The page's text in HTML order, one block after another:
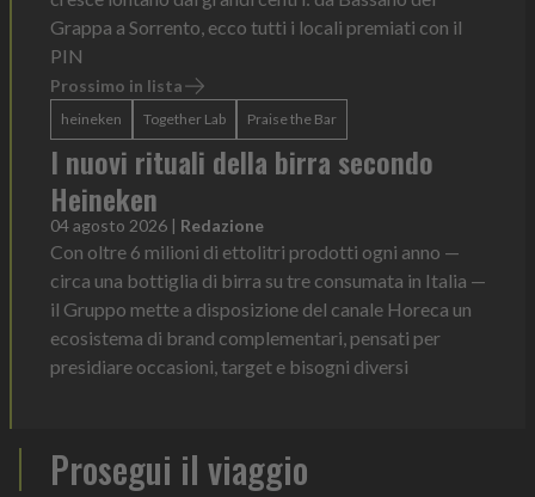
Grappa a Sorrento, ecco tutti i locali premiati con il
PIN
Prossimo in lista
heineken Together Lab Praise the Bar
I nuovi rituali della birra secondo
Heineken
04 agosto 2026 | Redazione
Con oltre 6 milioni di ettolitri prodotti ogni anno —
circa una bottiglia di birra su tre consumata in Italia —
il Gruppo mette a disposizione del canale Horeca un
ecosistema di brand complementari, pensati per
presidiare occasioni, target e bisogni diversi
Prosegui il viaggio